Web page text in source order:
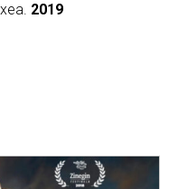
2019